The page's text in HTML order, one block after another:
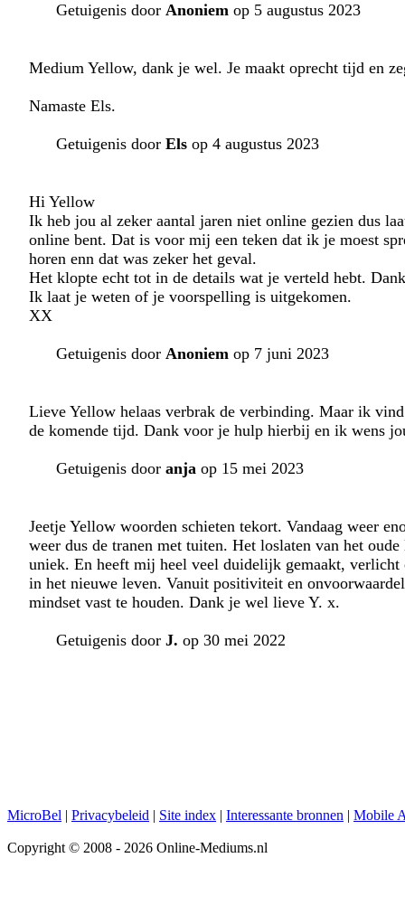
Getuigenis door Anoniem op 5 augustus 2023
Medium Yellow, dank je wel. Je maakt oprecht tijd en
Namaste Els.
Getuigenis door Els op 4 augustus 2023
Hi Yellow
Ik heb jou al zeker aantal jaren niet online gezien dus
online bent. Dat is voor mij een teken dat ik je moest
horen enn dat was zeker het geval.
Het klopte echt tot in de details wat je verteld hebt.
Ik laat je weten of je voorspelling is uitgekomen.
XX
Getuigenis door Anoniem op 7 juni 2023
Lieve Yellow helaas verbrak de verbinding. Maar ik
de komende tijd. Dank voor je hulp hierbij en ik wens
Getuigenis door anja op 15 mei 2023
Jeetje Yellow woorden schieten tekort. Vandaag weer
weer dus de tranen met tuiten. Het loslaten van het
uniek. En heeft mij heel veel duidelijk gemaakt, verlicht
in het nieuwe leven. Vanuit positiviteit en
mindset vast te houden. Dank je wel lieve Y. x.
Getuigenis door J. op 30 mei 2022
MicroBel | Privacybeleid | Site index | Interessante bronnen | Mobile
Copyright © 2008 - 2026 Online-Mediums.nl